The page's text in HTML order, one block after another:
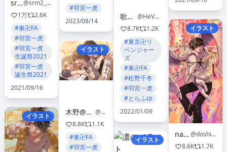
srm2
@srm2_poipoi
1万
2.6K
#東卍FA
#羽宮一虎
#羽宮一虎
生誕祭2021
#羽宮一虎
誕生祭2021
2021/09/16
イラスト
#羽宮一虎
2023/08/14
イラスト
木野@8/27 東5モ24b
@kagi___f
8.8K
1.1K
#東卍FA
#羽宮一虎
歌織@低浮上
@HeVZ1axb2L19UhC
8.7K
1.2K
#東京卍リ
ベンジャー
ズ
#東卍FA
#松野千冬
#羽宮一虎
#とらふゆ
2022/01/09
イラスト
イラスト
narumi
@doshitan_h_k
8.6K
1.7K